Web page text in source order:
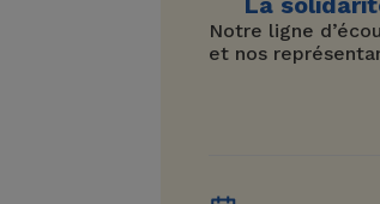
Notre ligne
et nos